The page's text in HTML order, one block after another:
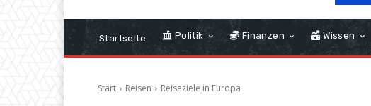
Startseite Politik Finanzen Wissen
Start Reisen Reiseziele in Europa